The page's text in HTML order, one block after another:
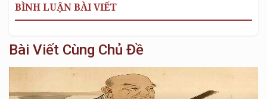
BÌNH LUẬN BÀI VIẾT
Bài Viết Cùng Chủ Đề